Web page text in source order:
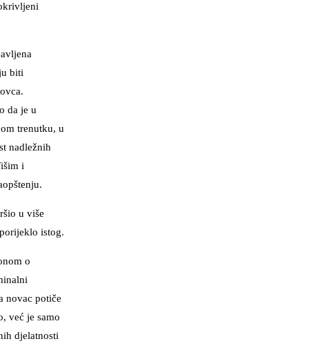
biti
da je u
trenutku, u
nadležnih
i
u više
istog.
o
novac potiče
već je samo
djelatnosti